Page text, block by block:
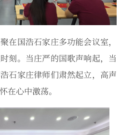
在国浩石家庄多功能会议室，
刻。当庄严的国歌声响起，当
石家庄律师们肃然起立，高声
在心中激荡。